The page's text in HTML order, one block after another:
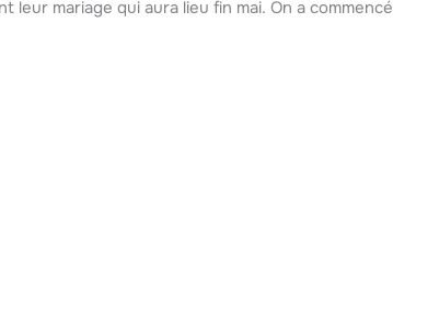
leur mariage qui aura lieu fin mai. On a commencé